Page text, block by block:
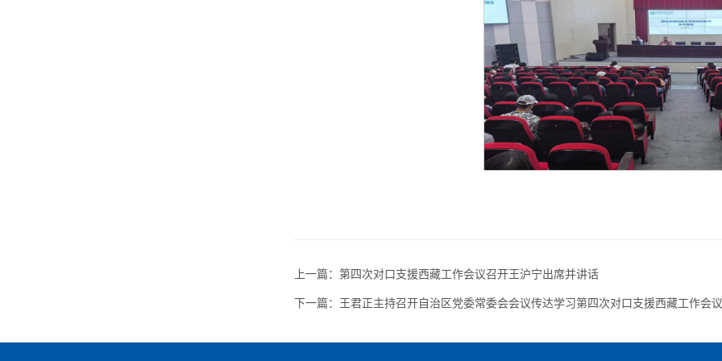
上一篇： 第四次对口支援西藏工作会议召开王沪宁出席并讲话
下一篇： 王君正主持召开自治区党委常委会会议传达学习第四次对口支援西藏工作会